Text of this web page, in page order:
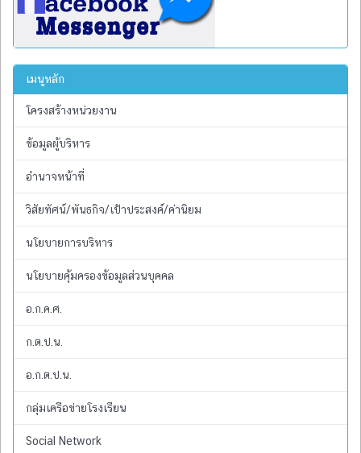
เมนูหลัก
โครงสร้างหน่วยงาน
ข้อมูลผู้บริหาร
อำนาจหน้าที่
วิสัยทัศน์/พันธกิจ/เป้าประสงค์/ค่านิยม
นโยบายการบริหาร
นโยบายคุ้มครองข้อมูลส่วนบุคคล
อ.ก.ค.ศ.
ก.ต.ป.น.
อ.ก.ต.ป.น.
กลุ่มเครือข่ายโรงเรียน
Social Network